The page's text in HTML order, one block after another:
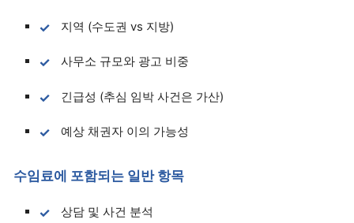
지역 (수도권 vs 지방)
사무소 규모와 광고 비중
긴급성 (추심 임박 사건은 가산)
예상 채권자 이의 가능성
수임료에 포함되는 일반 항목
상담 및 사건 분석